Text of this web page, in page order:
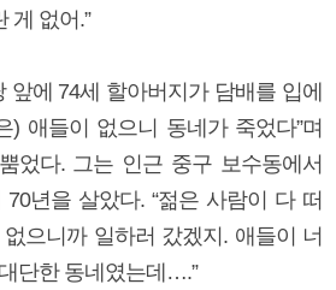
게 없어.”
앞에 74세 할아버지가 담배를 입에
) 애들이 없으니 동네가 죽었다”며
었다. 그는 인근 중구 보수동에서
년을 살았다. “젊은 사람이 다 떠
으니까 일하러 갔겠지. 애들이 너
단한 동네였는데….”